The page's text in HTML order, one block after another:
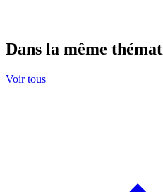
Dans la même
Voir tous